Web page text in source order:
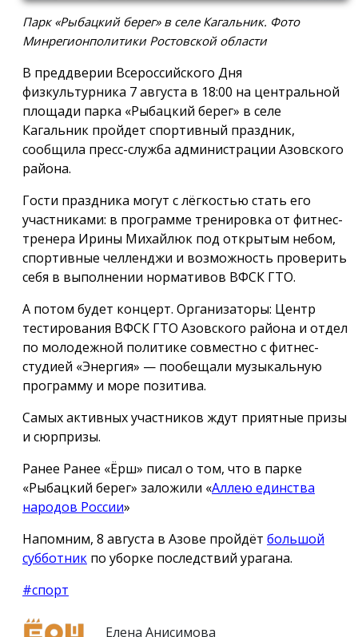
Парк «Рыбацкий берег» в селе Кагальник. Фото
Минрегионполитики Ростовской области
В преддверии Всероссийского Дня
физкультурника 7 августа в 18:00 на центральной
площади парка «Рыбацкий берег» в селе
Кагальник пройдет спортивный праздник,
сообщила пресс-служба администрации Азовского
района.
Гости праздника могут с лёгкостью стать его
участниками: в программе тренировка от фитнес-
тренера Ирины Михайлюк под открытым небом,
спортивные челленджи и возможность проверить
себя в выполнении нормативов ВФСК ГТО.
А потом будет концерт. Организаторы: Центр
тестирования ВФСК ГТО Азовского района и отдел
по молодежной политике совместно с фитнес-
студией «Энергия» — пообещали музыкальную
программу и море позитива.
Самых активных участников ждут приятные призы
и сюрпризы.
Ранее Ранее «Ёрш» писал о том, что в парке
«Рыбацкий берег» заложили «Аллею единства
народов России»
Напомним, 8 августа в Азове пройдёт большой
субботник по уборке последствий урагана.
#спорт
Елена Анисимова